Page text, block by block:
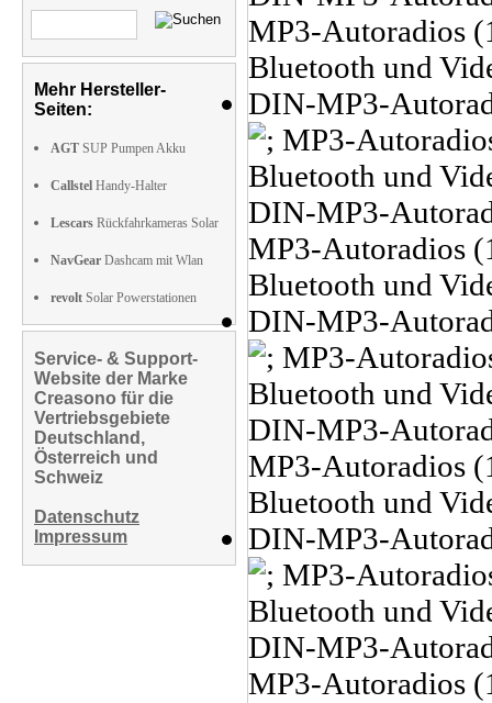
Mehr Hersteller-
Seiten:
AGT SUP Pumpen Akku
Callstel Handy-Halter
Lescars Rückfahrkameras Solar
NavGear Dashcam mit Wlan
revolt Solar Powerstationen
Service- & Support-
Website der Marke
Creasono für die
Vertriebsgebiete
Deutschland,
Österreich und
Schweiz
Datenschutz
Impressum